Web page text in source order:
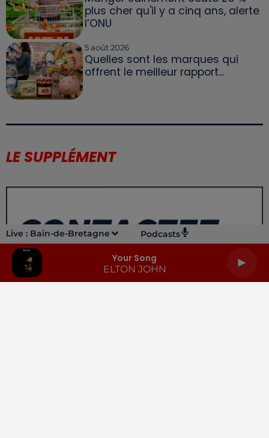
Live : Bain-de-Bretagne Podcasts
Your Song
ELTON JOHN
plus cher qu'il y a cinq ans, alerte
l’ONU
5 août 2026
Quelles sont les marques qui
offrent le meilleur rapport...
LE SUPPLÉMENT